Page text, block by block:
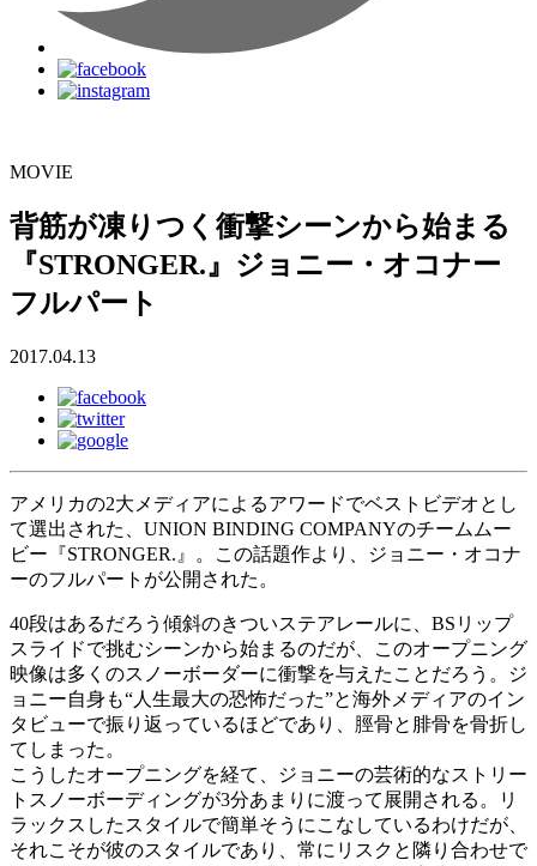
MOVIE
背筋が凍りつく衝撃シーンから始まる
『STRONGER.』ジョニー・オコナー
フルパート
2017.04.13
アメリカの2大メディアによるアワードでベストビデオとし
て選出された、UNION BINDING COMPANYのチームムー
ビー『STRONGER.』。この話題作より、ジョニー・オコナ
ーのフルパートが公開された。
40段はあるだろう傾斜のきついステアレールに、BSリップ
スライドで挑むシーンから始まるのだが、このオープニング
映像は多くのスノーボーダーに衝撃を与えたことだろう。ジ
ョニー自身も“人生最大の恐怖だった”と海外メディアのイン
タビューで振り返っているほどであり、脛骨と腓骨を骨折し
てしまった。
こうしたオープニングを経て、ジョニーの芸術的なストリー
トスノーボーディングが3分あまりに渡って展開される。リ
ラックスしたスタイルで簡単そうにこなしているわけだが、
それこそが彼のスタイルであり、常にリスクと隣り合わせで